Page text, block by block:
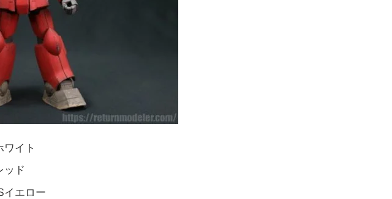
イト
ッド
イエロー